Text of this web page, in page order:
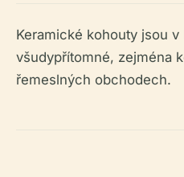
Keramické kohouty jsou v
všudypřítomné, zejména
řemeslných obchodech.